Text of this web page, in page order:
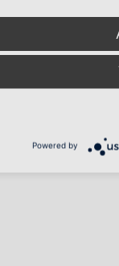
Powered by